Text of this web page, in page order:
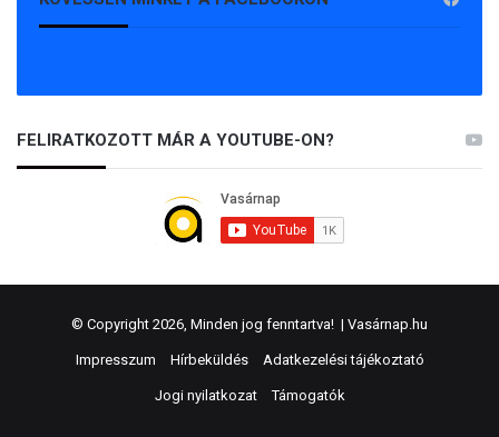
FELIRATKOZOTT MÁR A YOUTUBE-ON?
© Copyright 2026, Minden jog fenntartva! | Vasárnap.hu
Impresszum Hírbeküldés Adatkezelési tájékoztató
Jogi nyilatkozat Támogatók